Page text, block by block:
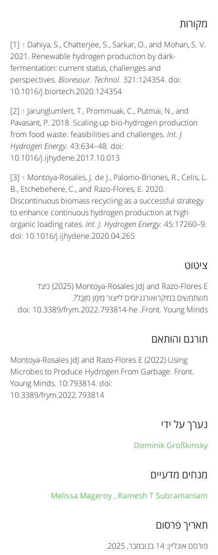
מקורות
[1] ↑ Dahiya, S., Chatterjee, S., Sarkar, O., and Mohan, S. V.
2021. Renewable hydrogen production by dark-
fermentation: current status, challenges and
perspectives.Bioresour. Technol. 321:124354. doi:
10.1016/j.biortech.2020.124354
[2] ↑ Jarunglumlert, T., Prommuak, C., Putmai, N., and
Pavasant, P. 2018. Scaling-up bio-hydrogen production
from food waste: feasibilities and challenges.Int. J.
Hydrogen Energy. 43:634–48. doi:
10.1016/j.ijhydene.2017.10.013
[3] ↑ Montoya-Rosales, J. de J., Palomo-Briones, R., Celis, L.
B., Etchebehere, C., and Razo-Flores, E. 2020.
Discontinuous biomass recycling as a successful strategy
to enhance continuous hydrogen production at high
organic loading rates.Int. J. Hydrogen Energy. 45:17260–9.
doi: 10.1016/j.ijhydene.2020.04.265
A
r
t
i
c
f
o
m
a
i
o
ציטוט
(2025) Montoya-Rosales JdJ and Razo-Flores Eכיצד
משתמשים במיקרואורגניזמים לייצור מֵימָן מִזֶּבֶל?.
Front. Young Minds
.
doi: 10.3389/frym.2022.793814-he
תורגם והותאם
Montoya-Rosales JdJ and Razo-Flores E (2022) Using
Microbes to Produce Hydrogen From Garbage. Front.
Young Minds. 10:793814. doi:
10.3389/frym.2022.793814
נערך על ידי
Dominik Großkinsky
מנחים מדעיים
Melissa Mageroy , Ramesh T Subramaniam
תאריך פרסום
פורסם אונליין: 14 בנובמבר, 2025.